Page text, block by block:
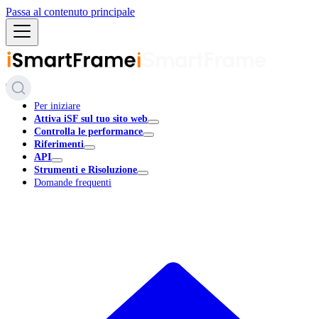
Passa al contenuto principale
Per iniziare
Attiva iSF sul tuo sito web
Controlla le performance
Riferimenti
API
Strumenti e Risoluzione
Domande frequenti